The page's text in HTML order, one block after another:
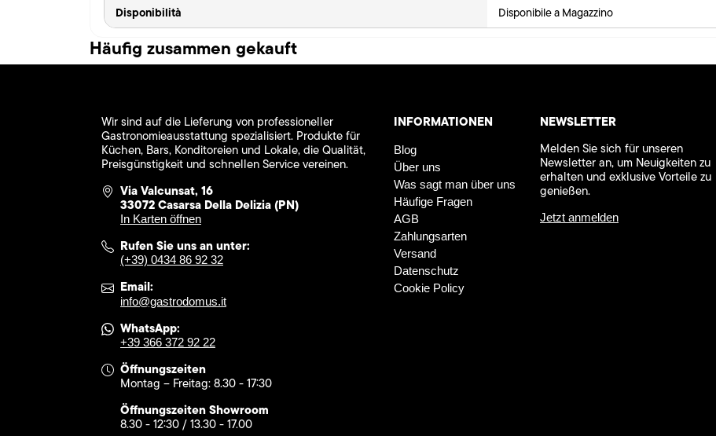
Disponibilità Disponibile a Magazzino
Häufig zusammen gekauft
Wir sind auf die Lieferung von professioneller
Gastronomieausstattung spezialisiert. Produkte für
Küchen, Bars, Konditoreien und Lokale, die Qualität,
Preisgünstigkeit und schnellen Service vereinen.
Via Valcunsat, 16
33072 Casarsa Della Delizia (PN)
In Karten öffnen
Rufen Sie uns an unter:
(+39) 0434 86 92 32
Email:
info@gastrodomus.it
WhatsApp:
+39 366 372 92 22
Öffnungszeiten
Montag – Freitag: 8.30 - 17:30
Öffnungszeiten Showroom
8.30 - 12:30 / 13.30 - 17.00
INFORMATIONEN
Blog
Über uns
Was sagt man über uns
Häufige Fragen
AGB
Zahlungsarten
Versand
Datenschutz
Cookie Policy
NEWSLETTER
Melden Sie sich für unseren
Newsletter an, um Neuigkeiten zu
erhalten und exklusive Vorteile zu
genießen.
Jetzt anmelden